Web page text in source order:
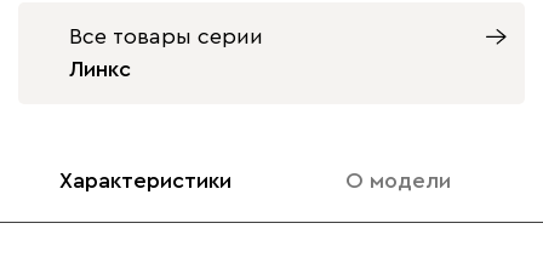
Бежевый
Все товары серии
Линкс
Характеристики О модели